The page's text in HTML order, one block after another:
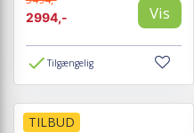
2994,-
Vis
Tilgængelig
TILBUD